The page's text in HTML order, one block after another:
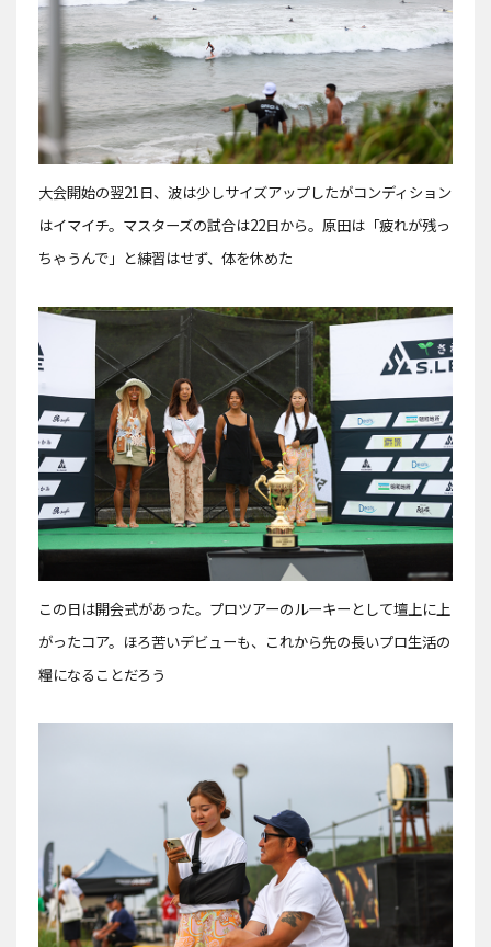
大会開始の翌21日、波は少しサイズアップしたがコンディション
はイマイチ。マスターズの試合は22日から。原田は「疲れが残っ
ちゃうんで」と練習はせず、体を休めた
この日は開会式があった。プロツアーのルーキーとして壇上に上
がったコア。ほろ苦いデビューも、これから先の長いプロ生活の
糧になることだろう